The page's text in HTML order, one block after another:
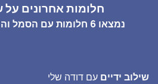
חלומות אחרונים על
נמצאו 6 חלומות עם הסמל
שילוב ידיים עם דודה שלי